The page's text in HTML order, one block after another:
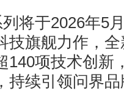
将于2026年5
技旗舰力作，
140项技术创新
持续引领问界